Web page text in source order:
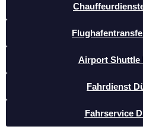
Airport Shuttle
Fahrdienst
Fahrservice